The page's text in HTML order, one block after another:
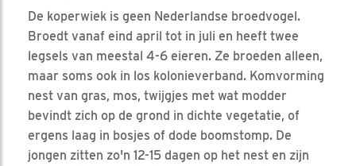
De koperwiek is geen Nederlandse broedvogel.
Broedt vanaf eind april tot in juli en heeft twee
legsels van meestal 4-6 eieren. Ze broeden alleen,
maar soms ook in los kolonieverband. Komvorming
nest van gras, mos, twijgjes met wat modder
bevindt zich op de grond in dichte vegetatie, of
ergens laag in bosjes of dode boomstomp. De
jongen zitten zo'n 12-15 dagen op het nest en zijn